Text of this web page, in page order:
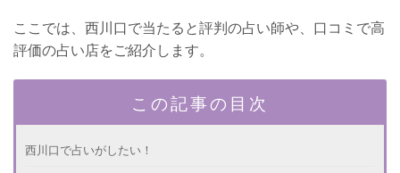
ここでは、西川口で当たると評判の占い師や、口コミで高
評価の占い店をご紹介します。
この記事の目次
西川口で占いがしたい！